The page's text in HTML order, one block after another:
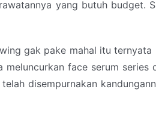
yang butuh budget.
gak pake mahal itu ternyata
face serum series
disempurnakan